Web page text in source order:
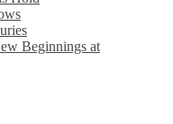
Beginnings at